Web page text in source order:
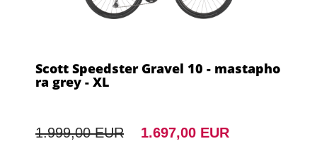
Scott Speedster Gravel 10 - mastapho
ra grey - XL
1.999,00 EUR 1.697,00 EUR